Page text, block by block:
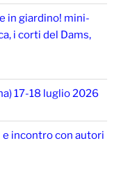
in giardino! mini-
i corti del Dams,
17-18 luglio 2026
e incontro con autori